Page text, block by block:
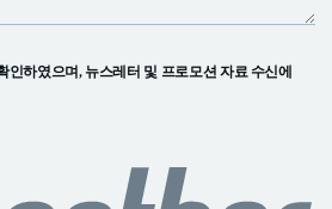
인하였으며, 뉴스레터 및 프로모션 자료 수신에